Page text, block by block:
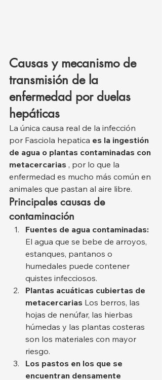
Causas y mecanismo de
transmisión de la
enfermedad por duelas
hepáticas
La única causa real de la infección
por Fasciola hepatica es la ingestión
de agua o plantas contaminadas con
metacercarias , por lo que la
enfermedad es mucho más común en
animales que pastan al aire libre.
Principales causas de
contaminación
Fuentes de agua contaminadas:
El agua que se bebe de arroyos,
estanques, pantanos o
humedales puede contener
quistes infecciosos.
Plantas acuáticas cubiertas de
metacercarias Los berros, las
hojas de nenúfar, las hierbas
húmedas y las plantas costeras
son los materiales con mayor
riesgo.
Los pastos en los que se
encuentran densamente